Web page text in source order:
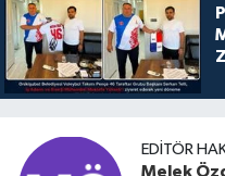
EDITÖR
Melek